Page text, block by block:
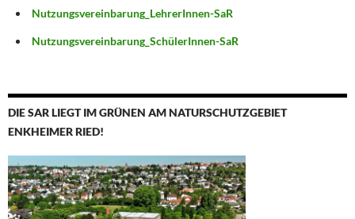
Nutzungsvereinbarung_LehrerInnen-SaR
Nutzungsvereinbarung_SchülerInnen-SaR
DIE SAR LIEGT IM GRÜNEN AM NATURSCHUTZGEBIET
ENKHEIMER RIED!